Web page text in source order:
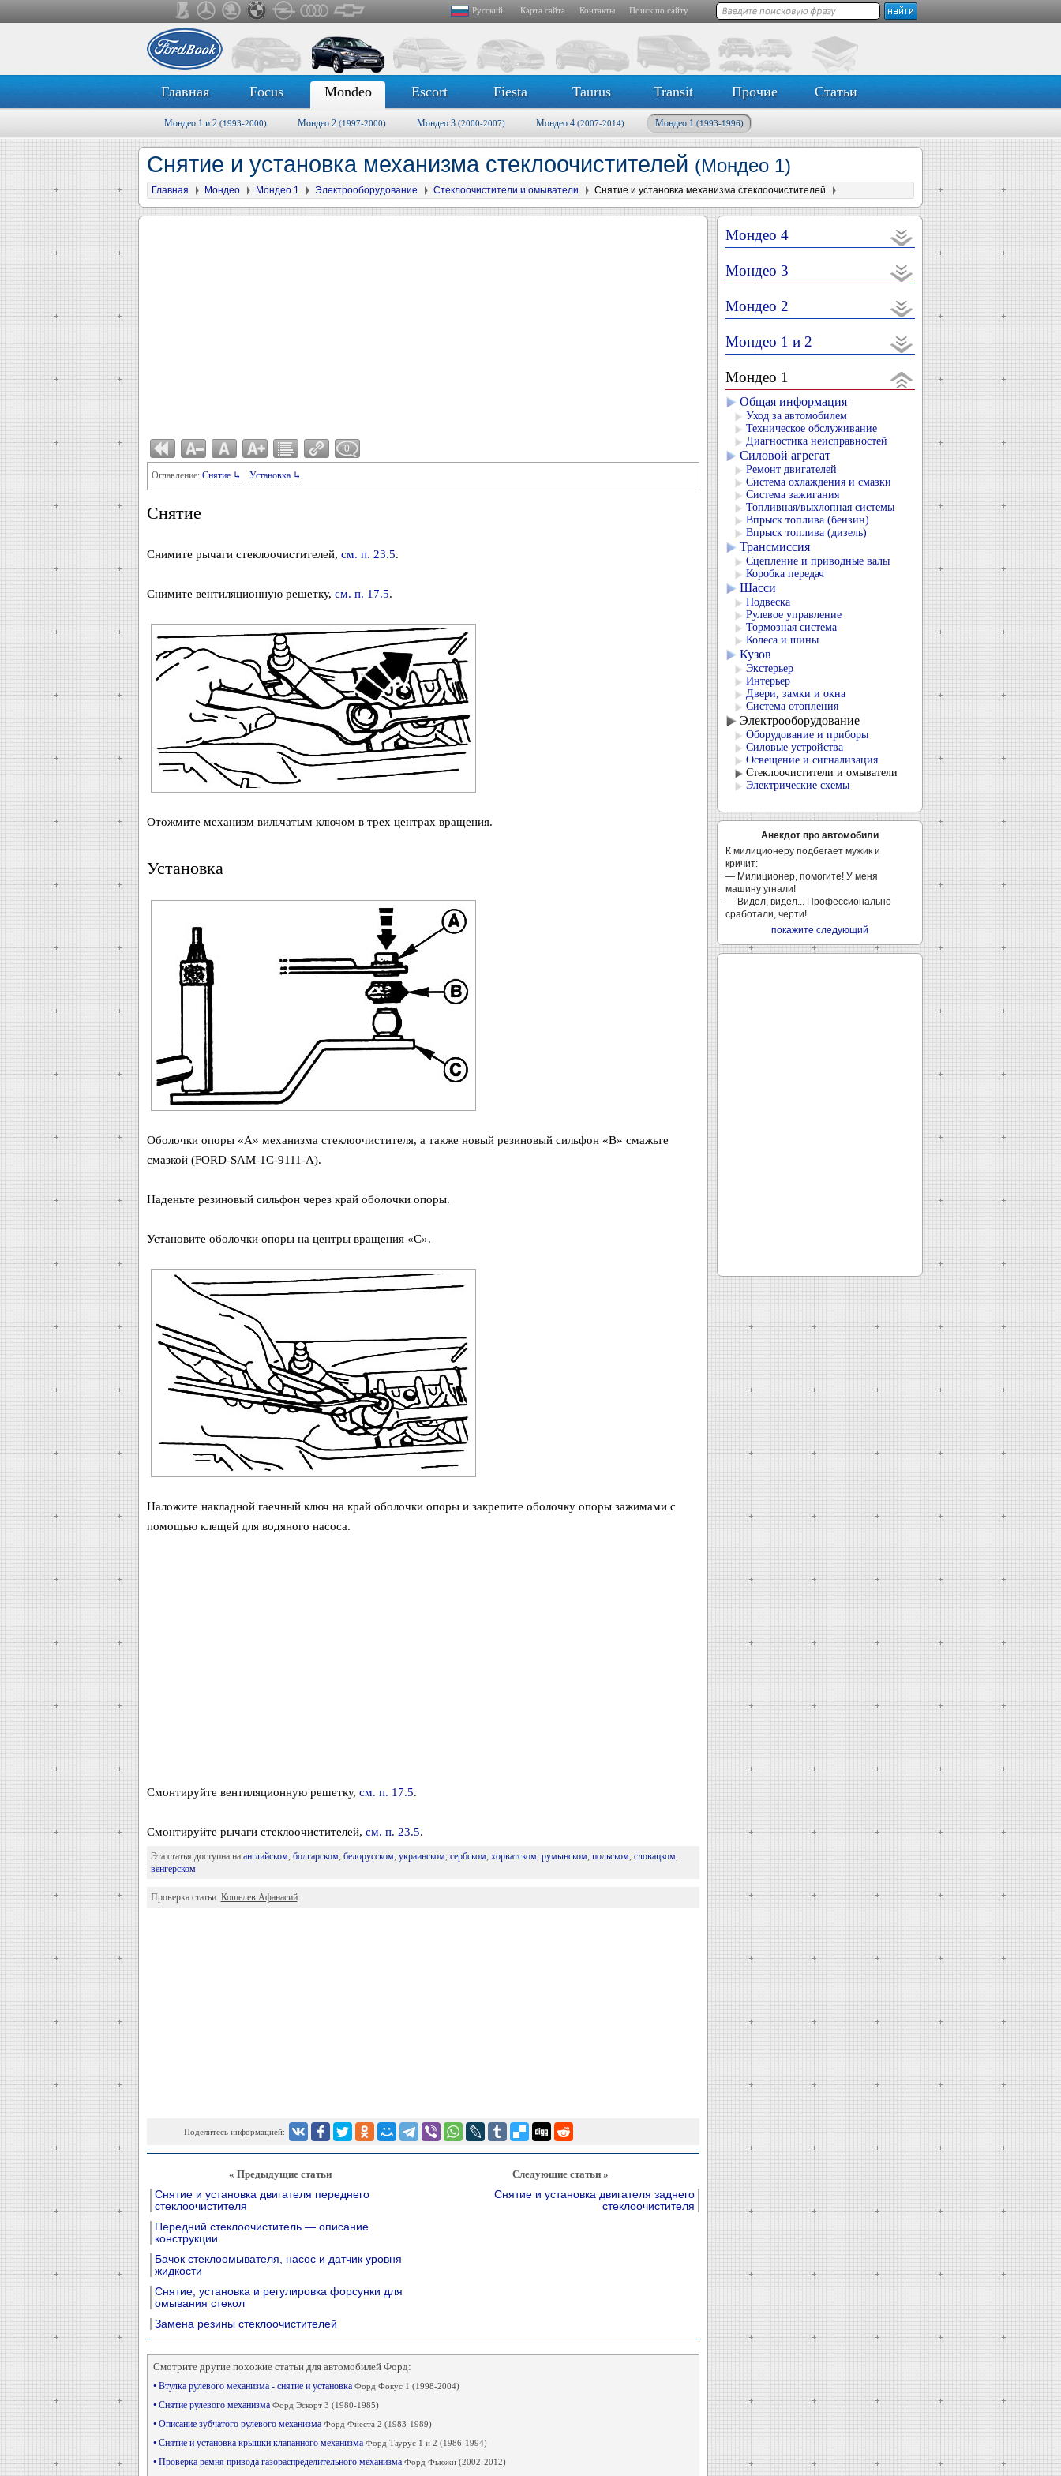
Русский Карта сайта Контакты Поиск по сайту
Главная Focus Mondeo Escort Fiesta Taurus Transit Прочие Статьи
Мондео 1 и 2 (1993-2000) Мондео 2 (1997-2000) Мондео 3 (2000-2007) Мондео 4 (2007-2014) Мондео 1 (1993-1996)
Снятие и установка механизма стеклоочистителей (Мондео 1)
Главная Мондео Мондео 1 Электрооборудование Стеклоочистители и омыватели Снятие и установка механизма стеклоочистителей
0
Оглавление: Снятие ↳ Установка ↳
Снятие
Снимите рычаги стеклоочистителей, см. п. 23.5.
Снимите вентиляционную решетку, см. п. 17.5.
Отожмите механизм вильчатым ключом в трех центрах вращения.
Установка
Оболочки опоры «А» механизма стеклоочистителя, а также новый резиновый сильфон «В» смажьте
смазкой (FORD-SAM-1C-9111-A).
Наденьте резиновый сильфон через край оболочки опоры.
Установите оболочки опоры на центры вращения «С».
Наложите накладной гаечный ключ на край оболочки опоры и закрепите оболочку опоры зажимами с
помощью клещей для водяного насоса.
Смонтируйте вентиляционную решетку, см. п. 17.5.
Смонтируйте рычаги стеклоочистителей, см. п. 23.5.
Эта статья доступна на английском, болгарском, белорусском, украинском, сербском, хорватском, румынском, польском, словацком,
венгерском
Проверка статьи: Кошелев Афанасий
Поделитесь информацией:
« Предыдущие статьи
Снятие и установка двигателя переднего
стеклоочистителя
Передний стеклоочиститель — описание
конструкции
Бачок стеклоомывателя, насос и датчик уровня
жидкости
Снятие, установка и регулировка форсунки для
омывания стекол
Замена резины стеклоочистителей
Следующие статьи »
Снятие и установка двигателя заднего
стеклоочистителя
Смотрите другие похожие статьи для автомобилей Форд:
• Втулка рулевого механизма - снятие и установка Форд Фокус 1 (1998-2004)
• Снятие рулевого механизма Форд Эскорт 3 (1980-1985)
• Описание зубчатого рулевого механизма Форд Фиеста 2 (1983-1989)
• Снятие и установка крышки клапанного механизма Форд Таурус 1 и 2 (1986-1994)
• Проверка ремня привода газораспределительного механизма Форд Фьюжн (2002-2012)
Мондео 4
Мондео 3
Мондео 2
Мондео 1 и 2
Мондео 1
Общая информация
Уход за автомобилем
Техническое обслуживание
Диагностика неисправностей
Силовой агрегат
Ремонт двигателей
Система охлаждения и смазки
Система зажигания
Топливная/выхлопная системы
Впрыск топлива (бензин)
Впрыск топлива (дизель)
Трансмиссия
Сцепление и приводные валы
Коробка передач
Шасси
Подвеска
Рулевое управление
Тормозная система
Колеса и шины
Кузов
Экстерьер
Интерьер
Двери, замки и окна
Система отопления
Электрооборудование
Оборудование и приборы
Силовые устройства
Освещение и сигнализация
Стеклоочистители и омыватели
Электрические схемы
Анекдот про автомобили
К милиционеру подбегает мужик и
кричит:
— Милиционер, помогите! У меня
машину угнали!
— Видел, видел... Профессионально
сработали, черти!
покажите следующий